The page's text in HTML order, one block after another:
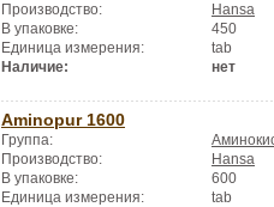
Производство:
Hansa
В упаковке:
450
Единица измерения:
tab
Наличие:
нет
Aminopur 1600
Группа:
Производство:
Hansa
В упаковке:
600
Единица измерения:
tab